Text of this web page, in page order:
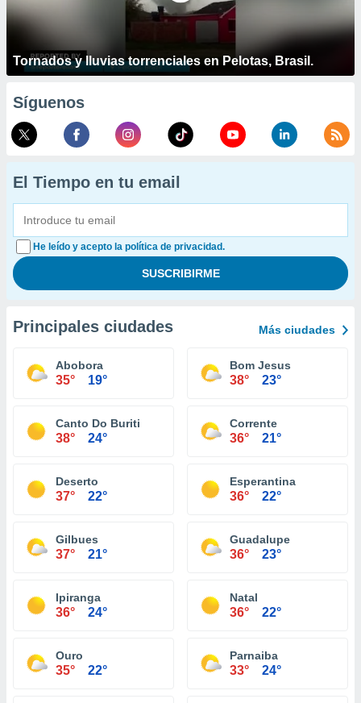
Tornados y lluvias torrenciales en Pelotas, Brasil.
Síguenos
El Tiempo en tu email
He leído y acepto la política de privacidad.
Principales ciudades Más ciudades
Abobora
35° 19°
Bom Jesus
38° 23°
Canto Do Buriti
38° 24°
Corrente
36° 21°
Deserto
37° 22°
Esperantina
36° 22°
Gilbues
37° 21°
Guadalupe
36° 23°
Ipiranga
36° 24°
Natal
36° 22°
Ouro
35° 22°
Parnaiba
33° 24°